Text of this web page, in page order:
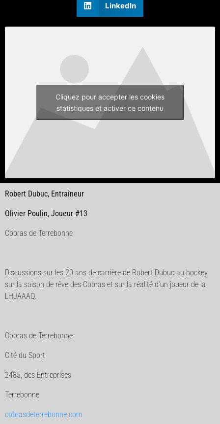
LinkedIn
Cliquez pour accepter les cookies
statistiques et activer ce contenu
Robert Dubuc, Entraîneur
Olivier Poulin, Joueur #13
Cobras de Terrebonne
Discussions sur les 20 ans de carrière de Robert Dubuc au hockey,
sur la saison de rêve des Cobras et sur la réalité d’un joueur de la
LHJAAAQ.
Cobras de Terrebonne
Cité du Sport
2485, des Entreprises
Terrebonne
cobrasdeterrebonne.com